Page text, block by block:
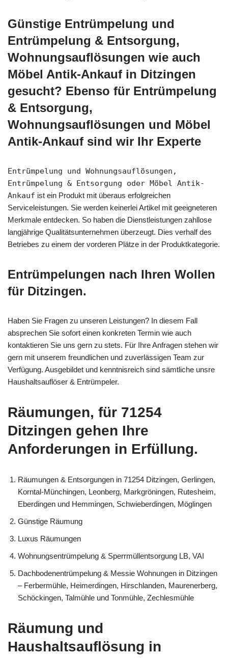
Günstige Entrümpelung und
Entrümpelung & Entsorgung,
Wohnungsauflösungen wie auch
Möbel Antik-Ankauf in Ditzingen
gesucht? Ebenso für Entrümpelung
& Entsorgung,
Wohnungsauflösungen und Möbel
Antik-Ankauf sind wir Ihr Experte
Entrümpelung und Wohnungsauflösungen,
Entrümpelung & Entsorgung oder Möbel Antik-
Ankauf ist ein Produkt mit überaus erfolgreichen
Serviceleistungen. Sie werden keinerlei Artikel mit geeigneteren
Merkmale entdecken. So haben die Dienstleistungen zahllose
langjährige Qualitätsunternehmen überzeugt. Dies verhalf des
Betriebes zu einem der vorderen Plätze in der Produktkategorie.
Entrümpelungen nach Ihren Wollen
für Ditzingen.
Haben Sie Fragen zu unseren Leistungen? In diesem Fall
absprechen Sie sofort einen konkreten Termin wie auch
kontaktieren Sie uns gern zu stets. Für Ihre Anfragen stehen wir
gern mit unserem freundlichen und zuverlässigen Team zur
Verfügung. Ausgebildet und kenntnisreich sind sämtliche unsre
Haushaltsauflöser & Entrümpeler.
Räumungen, für 71254
Ditzingen gehen Ihre
Anforderungen in Erfüllung.
Räumungen & Entsorgungen in 71254 Ditzingen, Gerlingen,
Korntal-Münchingen, Leonberg, Markgröningen, Rutesheim,
Eberdingen und Hemmingen, Schwieberdingen, Möglingen
Günstige Räumung
Luxus Räumungen
Wohnungsentrümpelung & Sperrmüllentsorgung LB, VAI
Dachbodenentrümpelung & Messie Wohnungen in Ditzingen
– Ferbermühle, Heimerdingen, Hirschlanden, Maurenerberg,
Schöckingen, Talmühle und Tonmühle, Zechlesmühle
Räumung und
Haushaltsauflösung in